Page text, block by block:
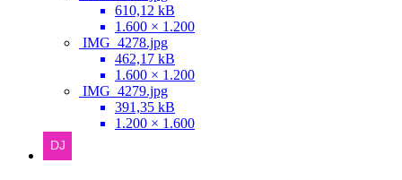
610,12 kB
1.600 × 1.200
IMG_4278.jpg
462,17 kB
1.600 × 1.200
IMG_4279.jpg
391,35 kB
1.200 × 1.600